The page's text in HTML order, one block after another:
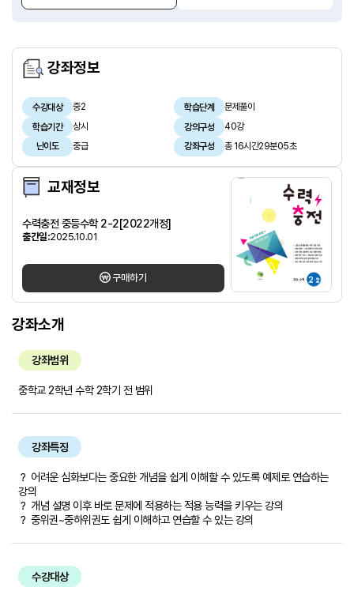
강좌정보
수강대상 중2 학습단계
문제풀이
학습기간
상시 강의구성
40강
난이도
중급 강좌구성 총 16시간29분05초
교재정보
수력충전 중등수학 2-2[2022개정]
출간일:2025.10.01
구매하기
강좌소개
강좌범위
중학교 2학년 수학 2학기 전 범위
강좌특징
？ 어려운 심화보다는 중요한 개념을 쉽게 이해할 수 있도록 예제로 연습하는
강의
？ 개념 설명 이후 바로 문제에 적용하는 적용 능력을 키우는 강의
？ 중위권~중하위권도 쉽게 이해하고 연습할 수 있는 강의
수강대상